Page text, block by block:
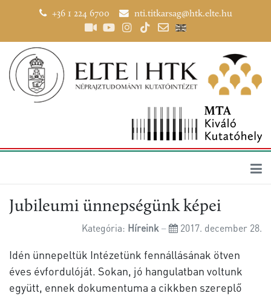
+36 1 224 6700 nti.titkarsag@htk.elte.hu
Jubileumi ünnepségünk képei
Kategória: Híreink 2017. december 28.
Idén ünnepeltük Intézetünk fennállásának ötven
éves évfordulóját. Sokan, jó hangulatban voltunk
együtt, ennek dokumentuma a cikkben szereplő